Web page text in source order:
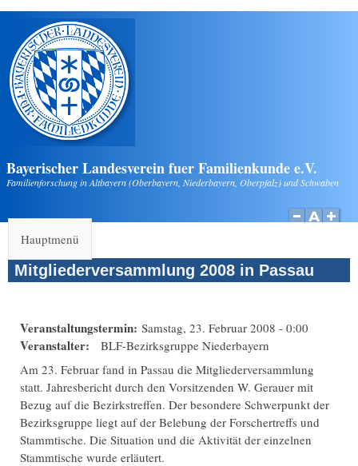
Direkt zum Inhalt
Bayerischer Landesverein fuer Familienkunde e.V.
Familienforschung in Altbayern (Oberbayern, Niederbayern, Oberpfalz) und Schwaben
Hauptmenü
Mitgliederversammlung 2008 in Passau
Veranstaltungstermin: Samstag, 23. Februar 2008 - 0:00
Veranstalter:
BLF-Bezirksgruppe Niederbayern
Am 23. Februar fand in Passau die Mitgliederversammlung
statt. Jahresbericht durch den Vorsitzenden W. Gerauer mit
Bezug auf die Bezirkstreffen. Der besondere Schwerpunkt der
Bezirksgruppe liegt auf der Belebung der Forschertreffs und
Stammtische. Die Situation und die Aktivität der einzelnen
Stammtische wurde erläutert.